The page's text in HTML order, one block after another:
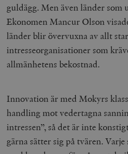
guldägg. Men även länder som
Ekonomen Mancur Olson
länder blir övervuxna av allt
intresseorganisationer som
allmänhetens bekostnad.
Innovation är med Mokyrs
handling mot vedertagna
intressen”, så det är inte
gärna sätter sig på tvären.